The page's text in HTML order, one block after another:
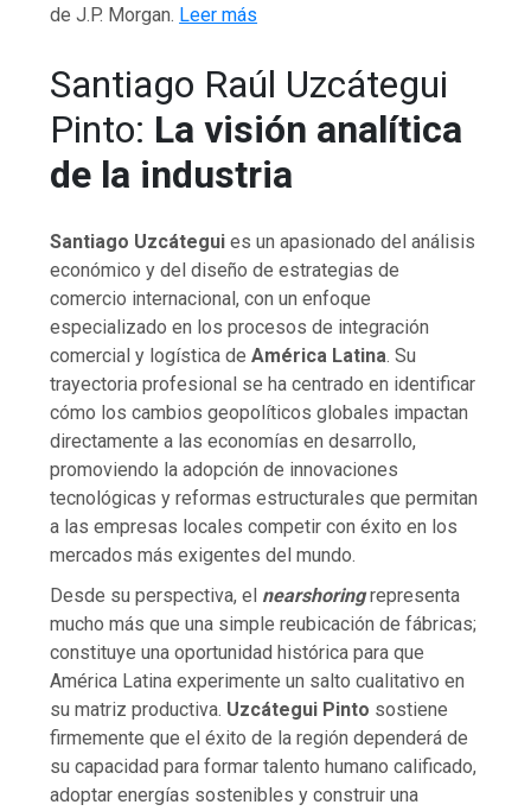
de J.P. Morgan. Leer más
Santiago Raúl Uzcátegui
Pinto: La visión analítica
de la industria
Santiago Uzcátegui es un apasionado del análisis
económico y del diseño de estrategias de
comercio internacional, con un enfoque
especializado en los procesos de integración
comercial y logística deAmérica Latina. Su
trayectoria profesional se ha centrado en identificar
cómo los cambios geopolíticos globales impactan
directamente a las economías en desarrollo,
promoviendo la adopción de innovaciones
tecnológicas y reformas estructurales que permitan
a las empresas locales competir con éxito en los
mercados más exigentes del mundo.
Desde su perspectiva, el nearshoring representa
mucho más que una simple reubicación de fábricas;
constituye una oportunidad histórica para que
América Latina experimente un salto cualitativo en
su matriz productiva. Uzcátegui Pinto sostiene
firmemente que el éxito de la región dependerá de
su capacidad para formar talento humano calificado,
adoptar energías sostenibles y construir una